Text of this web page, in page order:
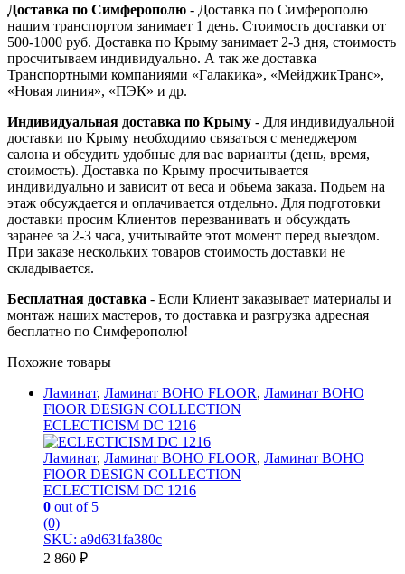
Доставка по Симферополю - Доставка по Симферополю
нашим транспортом занимает 1 день. Стоимость доставки от
500-1000 руб. Доставка по Крыму занимает 2-3 дня, стоимость
просчитываем индивидуально. А так же доставка
Транспортными компаниями «Галакика», «МейджикТранс»,
«Новая линия», «ПЭК» и др.
Индивидуальная доставка по Крыму - Для индивидуальной
доставки по Крыму необходимо связаться с менеджером
салона и обсудить удобные для вас варианты (день, время,
стоимость). Доставка по Крыму просчитывается
индивидуально и зависит от веса и обьема заказа. Подьем на
этаж обсуждается и оплачивается отдельно. Для подготовки
доставки просим Клиентов перезванивать и обсуждать
заранее за 2-3 часа, учитывайте этот момент перед выездом.
При заказе нескольких товаров стоимость доставки не
складывается.
Бесплатная доставка - Если Клиент заказывает материалы и
монтаж наших мастеров, то доставка и разгрузка адресная
бесплатно по Симферополю!
Похожие товары
Ламинат, Ламинат BOHO FLOOR, Ламинат BOHO
FlOOR DESIGN COLLECTION
ECLECTICISM DC 1216
Ламинат, Ламинат BOHO FLOOR, Ламинат BOHO
FlOOR DESIGN COLLECTION
ECLECTICISM DC 1216
0 out of 5
(0)
SKU: a9d631fa380c
2 860 ₽